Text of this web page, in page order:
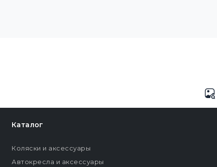
Каталог
Коляски и аксессуары
Автокресла и аксессуары